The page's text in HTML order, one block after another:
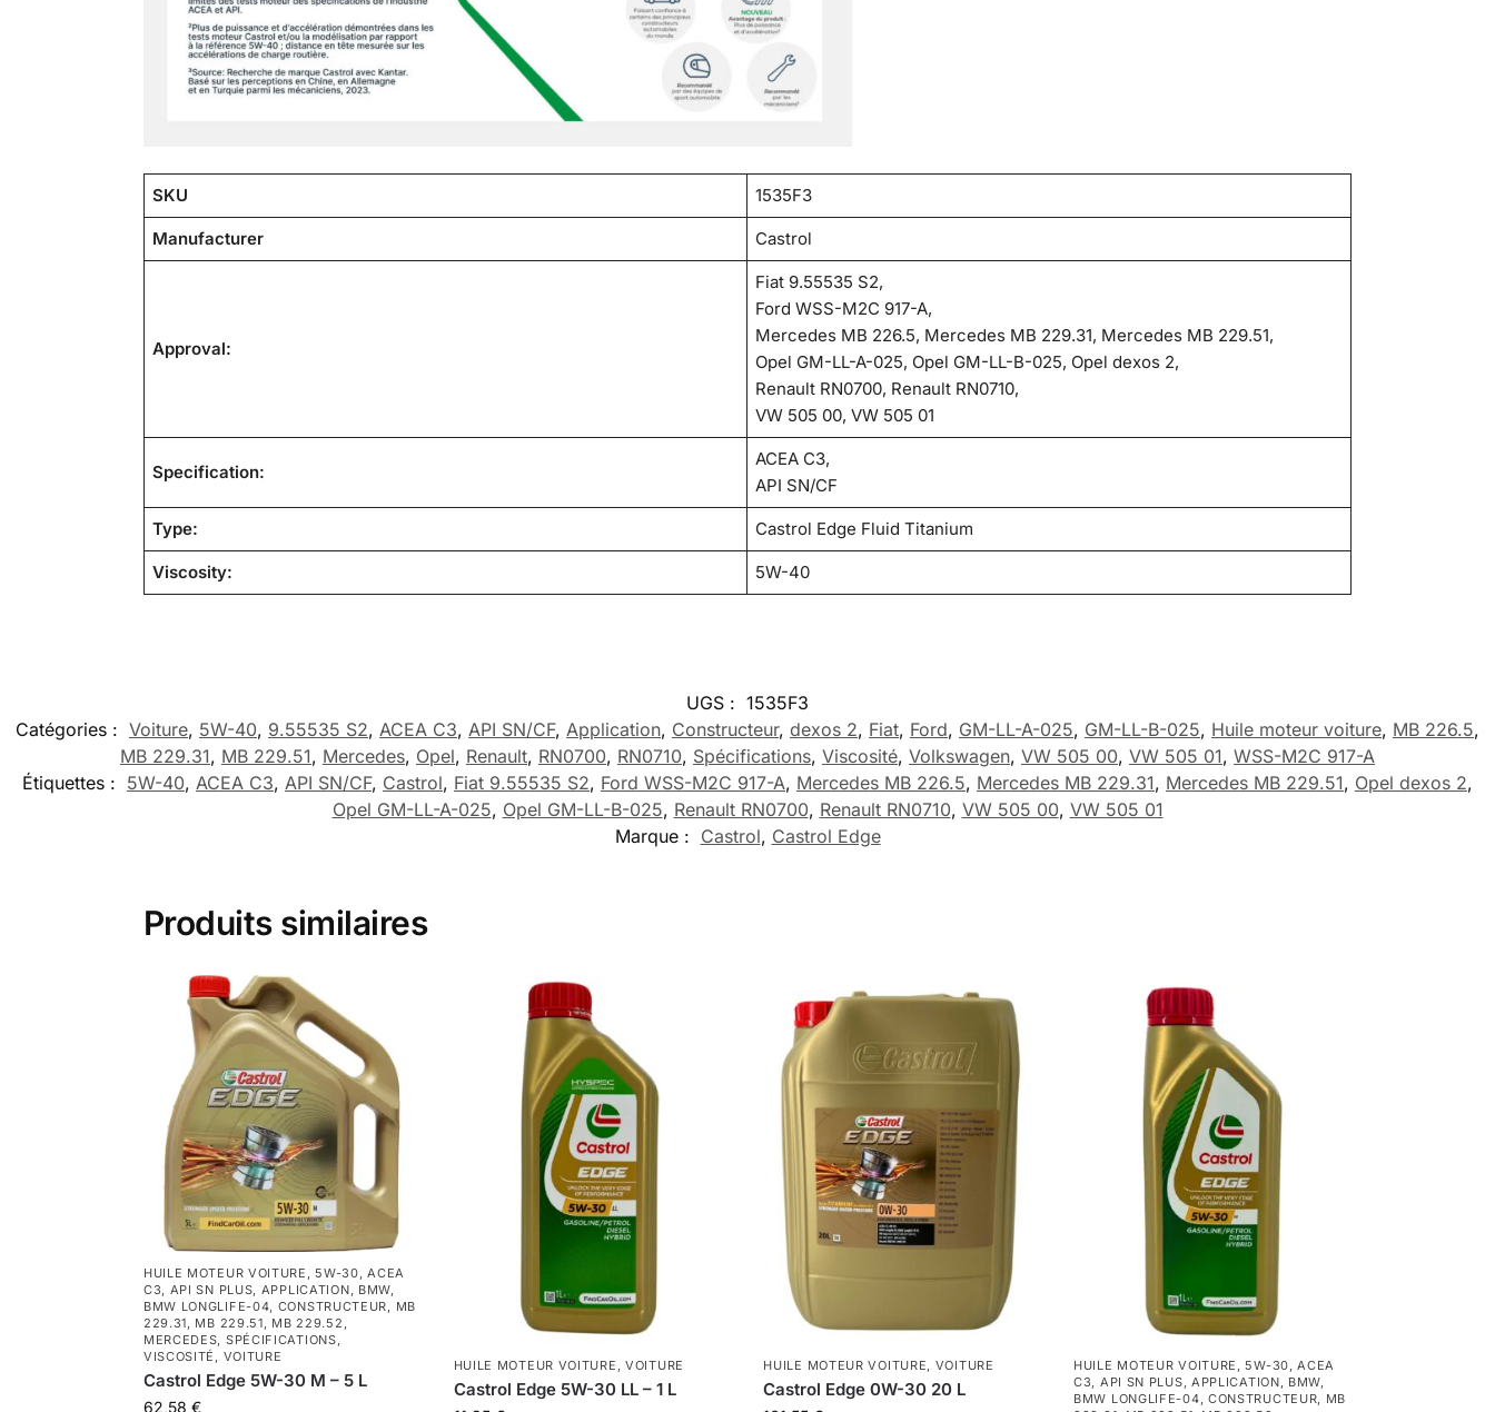
SKU 1535F3
Manufacturer Castrol
Approval:
Fiat 9.55535 S2,
Ford WSS-M2C 917-A,
Mercedes MB 226.5, Mercedes MB 229.31, Mercedes MB 229.51,
Opel GM-LL-A-025, Opel GM-LL-B-025, Opel dexos 2,
Renault RN0700, Renault RN0710,
VW 505 00, VW 505 01
Specification:
ACEA C3,
API SN/CF
Type: Castrol Edge Fluid Titanium
Viscosity: 5W-40
UGS : 1535F3
Catégories : Voiture, 5W-40, 9.55535 S2, ACEA C3, API SN/CF, Application, Constructeur, dexos 2, Fiat, Ford, GM-LL-A-025, GM-LL-B-025, Huile moteur voiture, MB 226.5,
MB 229.31, MB 229.51, Mercedes, Opel, Renault, RN0700, RN0710, Spécifications, Viscosité, Volkswagen, VW 505 00, VW 505 01, WSS-M2C 917-A
Étiquettes : 5W-40, ACEA C3, API SN/CF, Castrol, Fiat 9.55535 S2, Ford WSS-M2C 917-A, Mercedes MB 226.5, Mercedes MB 229.31, Mercedes MB 229.51, Opel dexos 2,
Opel GM-LL-A-025, Opel GM-LL-B-025, Renault RN0700, Renault RN0710, VW 505 00, VW 505 01
Marque : Castrol, Castrol Edge
Produits similaires
HUILE MOTEUR VOITURE ,5W-30 ,ACEA
C3
API SN PLUS APPLICATION BMW
BMW LONGLIFE-04 CONSTRUCTEUR
MB
229.31
MB 229.51 MB 229.52
MERCEDES SPÉCIFICATIONS
VISCOSITÉ
VOITURE
Castrol Edge 5W-30 M – 5 L
62,58 €
HUILE MOTEUR VOITURE VOITURE
Castrol Edge 5W-30 LL – 1 L
HUILE MOTEUR VOITURE VOITURE
Castrol Edge 0W-30 20 L
HUILE MOTEUR VOITURE ,5W-30 ,ACEA
C3
API SN PLUS APPLICATION BMW
BMW LONGLIFE-04 CONSTRUCTEUR
MB